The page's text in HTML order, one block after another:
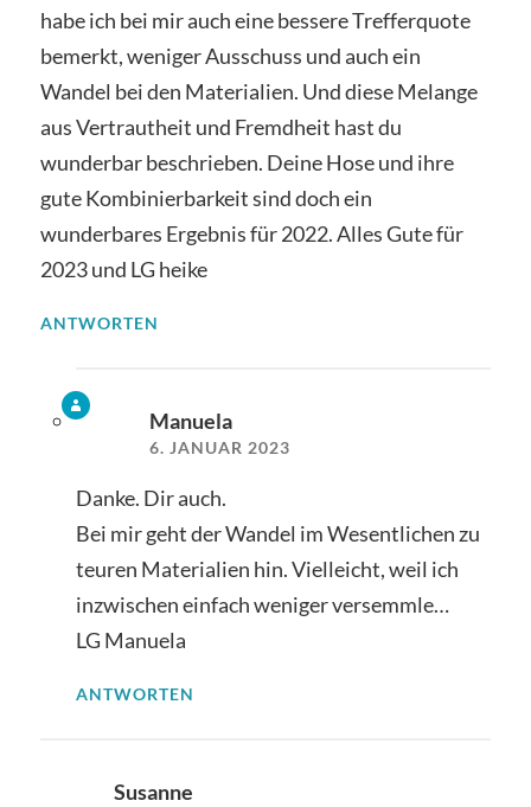
habe ich bei mir auch eine bessere Trefferquote
bemerkt, weniger Ausschuss und auch ein
Wandel bei den Materialien. Und diese Melange
aus Vertrautheit und Fremdheit hast du
wunderbar beschrieben. Deine Hose und ihre
gute Kombinierbarkeit sind doch ein
wunderbares Ergebnis für 2022. Alles Gute für
2023 und LG heike
ANTWORTEN
Manuela
6. JANUAR 2023
Danke. Dir auch.
Bei mir geht der Wandel im Wesentlichen zu
teuren Materialien hin. Vielleicht, weil ich
inzwischen einfach weniger versemmle…
LG Manuela
ANTWORTEN
Susanne